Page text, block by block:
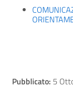
Pubblicato: 5